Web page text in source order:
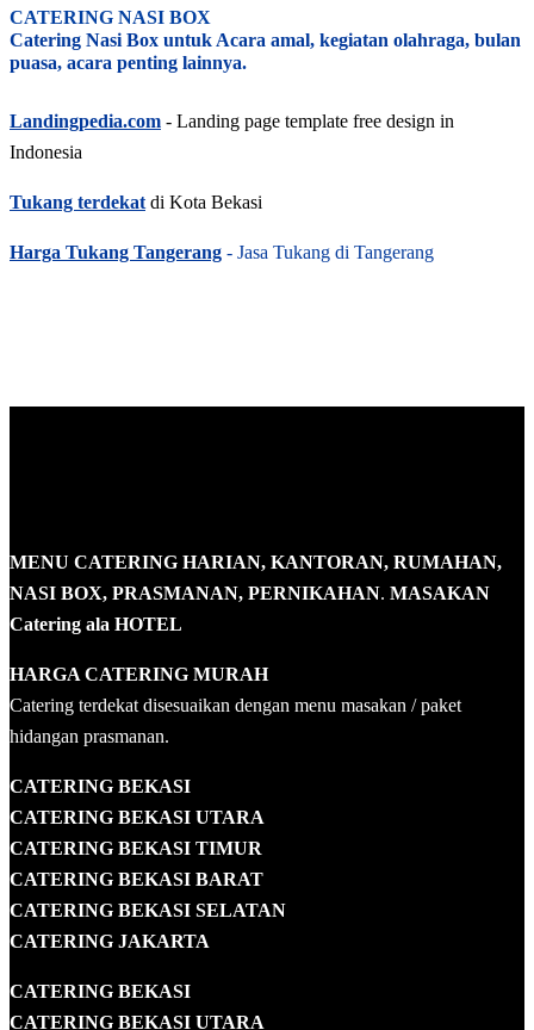
CATERING NASI BOX
Catering Nasi Box untuk Acara amal, kegiatan olahraga, bulan
puasa, acara penting lainnya.
Landingpedia.com - Landing page template free design in
Indonesia
Tukang terdekat di Kota Bekasi
Harga Tukang Tangerang - Jasa Tukang di Tangerang
MENU CATERING HARIAN, KANTORAN, RUMAHAN,
NASI BOX, PRASMANAN, PERNIKAHAN. MASAKAN
Catering ala HOTEL
HARGA CATERING MURAH
Catering terdekat disesuaikan dengan menu masakan / paket
hidangan prasmanan.
CATERING BEKASI
CATERING BEKASI UTARA
CATERING BEKASI TIMUR
CATERING BEKASI BARAT
CATERING BEKASI SELATAN
CATERING JAKARTA
CATERING BEKASI
CATERING BEKASI UTARA